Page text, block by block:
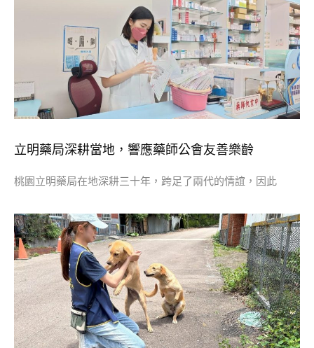
​立明藥局深耕當地，響應藥師公會友善樂齡
桃園立明藥局在地深耕三十年，跨足了兩代的情誼，因此